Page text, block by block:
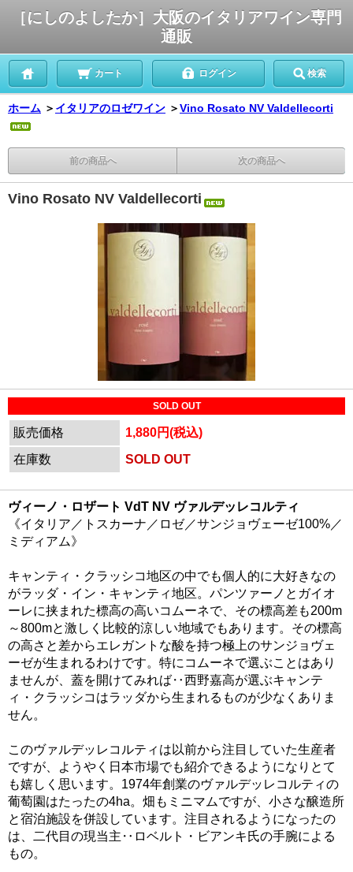
［にしのよしたか］大阪のイタリアワイン専門
通販
カート ログイン 検索
ホーム ＞ イタリアのロゼワイン ＞Vino Rosato NV Valdellecorti
前の商品へ 次の商品へ
Vino Rosato NV Valdellecorti
SOLD OUT
販売価格
1,880円(税込)
在庫数
SOLD OUT
ヴィーノ・ロザート VdT NV ヴァルデッレコルティ
《イタリア／トスカーナ／ロゼ／サンジョヴェーゼ100%／
ミディアム》
キャンティ・クラッシコ地区の中でも個人的に大好きなの
がラッダ・イン・キャンティ地区。パンツァーノとガイオ
ーレに挟まれた標高の高いコムーネで、その標高差も200m
～800mと激しく比較的涼しい地域でもあります。その標高
の高さと差からエレガントな酸を持つ極上のサンジョヴェ
ーゼが生まれるわけです。特にコムーネで選ぶことはあり
ませんが、蓋を開けてみれば‥西野嘉高が選ぶキャンテ
ィ・クラッシコはラッダから生まれるものが少なくありま
せん。
このヴァルデッレコルティは以前から注目していた生産者
ですが、ようやく日本市場でも紹介できるようになりとて
も嬉しく思います。1974年創業のヴァルデッレコルティの
葡萄園はたったの4ha。畑もミニマムですが、小さな醸造所
と宿泊施設を併設しています。注目されるようになったの
は、二代目の現当主‥ロベルト・ビアンキ氏の手腕による
もの。